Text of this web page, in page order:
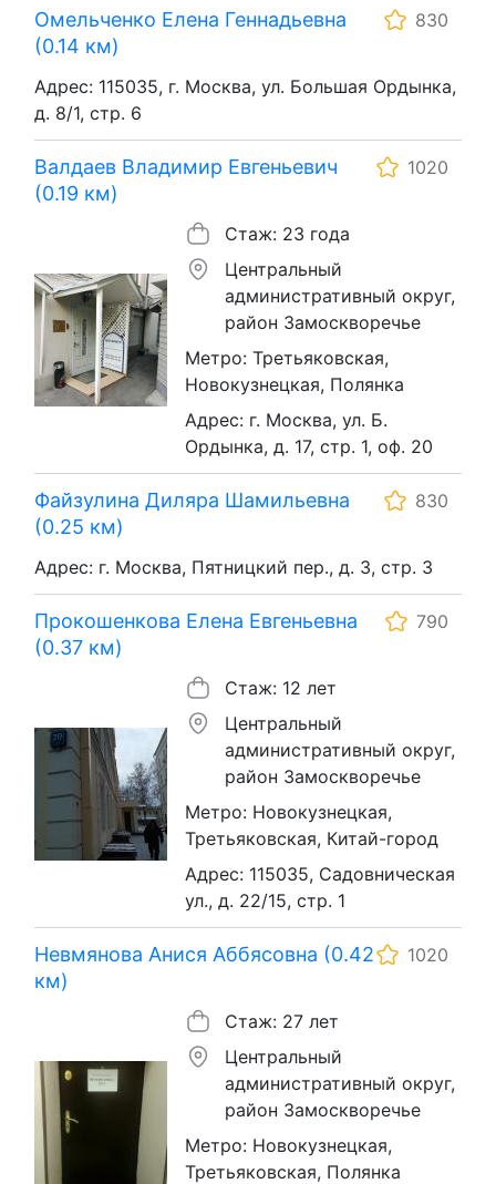
Омельченко Елена Геннадьевна
(0.14 км)
830
Адрес: 115035, г. Москва, ул. Большая Ордынка,
д. 8/1, стр. 6
Валдаев Владимир Евгеньевич
(0.19 км)
1020
Стаж: 23 года
Центральный
административный округ,
район Замоскворечье
Метро: Третьяковская,
Новокузнецкая, Полянка
Адрес: г. Москва, ул. Б.
Ордынка, д. 17, стр. 1, оф. 20
Файзулина Диляра Шамильевна
(0.25 км)
830
Адрес: г. Москва, Пятницкий пер., д. 3, стр. 3
Прокошенкова Елена Евгеньевна
(0.37 км)
790
Стаж: 12 лет
Центральный
административный округ,
район Замоскворечье
Метро: Новокузнецкая,
Третьяковская, Китай-город
Адрес: 115035, Садовническая
ул., д. 22/15, стр. 1
Невмянова Анися Аббясовна (0.42
км)
1020
Стаж: 27 лет
Центральный
административный округ,
район Замоскворечье
Метро: Новокузнецкая,
Третьяковская, Полянка